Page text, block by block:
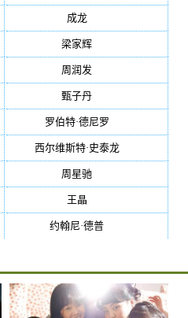
成龙(46)
梁家辉
周润发
甄子丹
罗伯特·德尼罗
西尔维斯特·史泰龙(29)
周星驰
王晶
约翰尼·德普